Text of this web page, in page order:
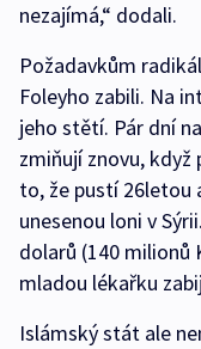
nezajímá,“ dodali.
Požadavkům
Foleyho zabili. Na
jeho stětí. Pár dní
zmiňují znovu, když
to, že pustí 26letou
unesenou loni v
dolarů (140 milionů
mladou lékařku
Islámský stát ale